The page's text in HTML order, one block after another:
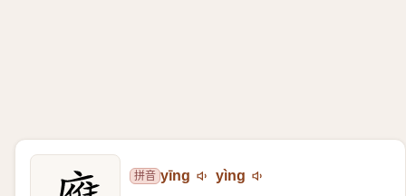
拼音 yīng yìng